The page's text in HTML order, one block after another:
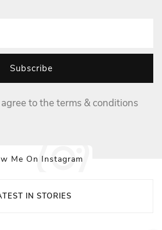
to the terms & conditions
Me On Instagram
IN STORIES